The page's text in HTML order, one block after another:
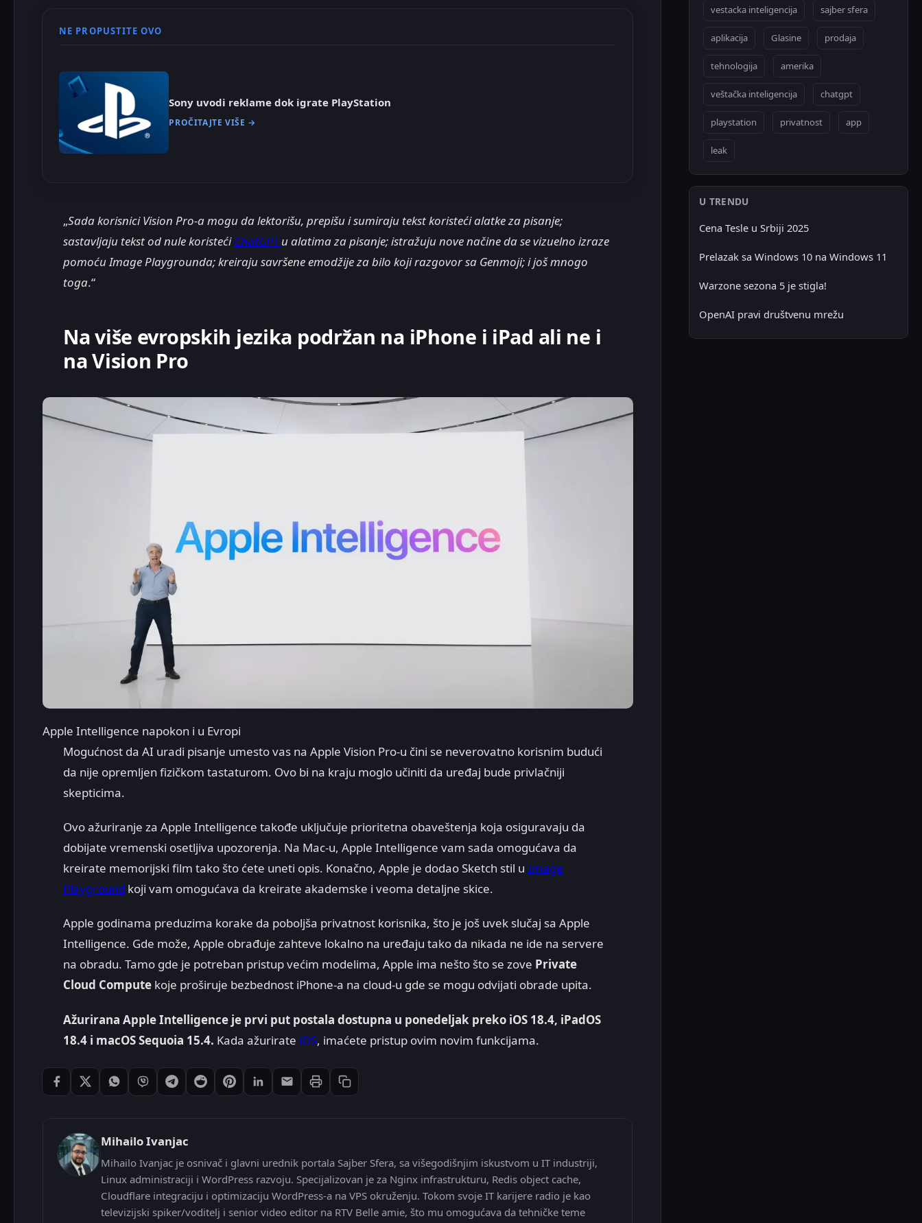
NE PROPUSTITE OVO
Sony uvodi reklame dok igrate PlayStation
PROČITAJTE VIŠE →
„Sada korisnici Vision Pro-a mogu da lektorišu, prepišu i sumiraju tekst koristeći alatke za pisanje;
sastavljaju tekst od nule koristećiChatGPTu alatima za pisanje; istražuju nove načine da se vizuelno izraze
pomoću Image Playgrounda; kreiraju savršene emodžije za bilo koji razgovor sa Genmoji; i još mnogo
toga.“
Na više evropskih jezika podržan na iPhone i iPad ali ne i
na Vision Pro
Apple Intelligence napokon i u Evropi
Mogućnost da AI uradi pisanje umesto vas na Apple Vision Pro-u čini se neverovatno korisnim budući
da nije opremljen fizičkom tastaturom. Ovo bi na kraju moglo učiniti da uređaj bude privlačniji
skepticima.
Ovo ažuriranje za Apple Intelligence takođe uključuje prioritetna obaveštenja koja osiguravaju da
dobijate vremenski osetljiva upozorenja. Na Mac-u, Apple Intelligence vam sada omogućava da
kreirate memorijski film tako što ćete uneti opis. Konačno, Apple je dodao Sketch stil u Image
Playground koji vam omogućava da kreirate akademske i veoma detaljne skice.
Apple godinama preduzima korake da poboljša privatnost korisnika, što je još uvek slučaj sa Apple
Intelligence. Gde može, Apple obrađuje zahteve lokalno na uređaju tako da nikada ne ide na servere
na obradu. Tamo gde je potreban pristup većim modelima, Apple ima nešto što se zove Private
Cloud Compute koje proširuje bezbednost iPhone-a na cloud-u gde se mogu odvijati obrade upita.
Ažurirana Apple Intelligence je prvi put postala dostupna u ponedeljak preko iOS 18.4, iPadOS
18.4 i macOS Sequoia 15.4. Kada ažurirate iOS, imaćete pristup ovim novim funkcijama.
Podeli: Facebook
Podeli: XPodeli: WhatsApp
Podeli: Viber
Podeli: Telegram
Podeli: Reddit
Podeli: Pinterest
Podeli: LinkedIn
Podeli: Email
Štampaj članak
Kopiraj link
Mihailo Ivanjac
Mihailo Ivanjac je osnivač i glavni urednik portala Sajber Sfera, sa višegodišnjim iskustvom u IT industriji,
Linux administraciji i WordPress razvoju. Specijalizovan je za Nginx infrastrukturu, Redis object cache,
Cloudflare integraciju i optimizaciju WordPress-a na VPS okruženju. Tokom svoje IT karijere radio je kao
televizijski spiker/voditelj i senior video editor na RTV Belle amie, što mu omogućava da tehničke teme
vestacka inteligencija sajber sfera
aplikacija Glasine prodaja
tehnologija amerika
veštačka inteligencija chatgpt
playstation privatnost app
leak
U TRENDU
Cena Tesle u Srbiji 2025
Prelazak sa Windows 10 na Windows 11
Warzone sezona 5 je stigla!
OpenAI pravi društvenu mrežu